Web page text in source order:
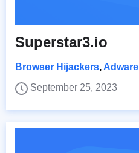
Superstar3.io
Browser Hijackers, Adware
September 25, 2023